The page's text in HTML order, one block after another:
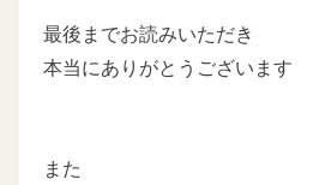
最後までお読みいただき
本当にありがとうございます
また